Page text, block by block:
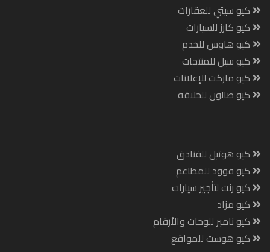
كيو سيتي للعقارات
كيو كارز للسيارات
كيو هاوس للخدم
كيو سيل للمنتجات
كيو ماركت للإعلانات
كيو صالون للحلاقة
كيو هوتيل للفنادق
كيو فوود للمطاعم
كيو رنت لتأجير سيارات
كيو مزاد
كيو نامبر للوحات والأرقام
كيو هوست للمواقع